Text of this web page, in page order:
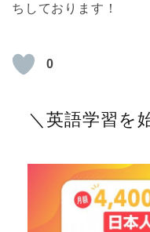
ちしております！
0
＼英語学習を